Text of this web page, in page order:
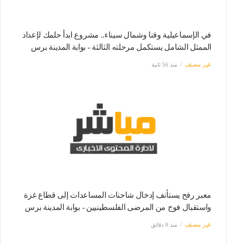
في الإسماعيلية وقنا وشمال سيناء.. مشروع ابدأ حلمك لإعداد
الممثل الشامل يستكمل مرحلته الثالثة - بوابة المدينة برس
غير مصنف منذ 56 ثانية
معبر رفح يستأنف إدخال شاحنات المساعدات إلى قطاع غزة
واستقبال فوج من المرضى الفلسطينيين - بوابة المدينة برس
غير مصنف منذ 9 دقائق